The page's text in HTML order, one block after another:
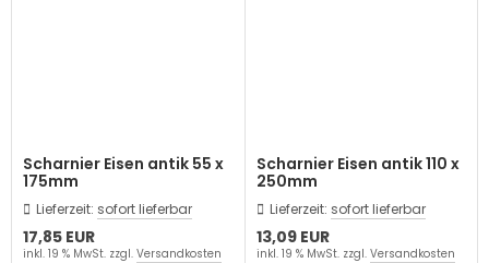
Scharnier Eisen antik 55 x
175mm
Lieferzeit: sofort lieferbar
17,85 EUR
inkl. 19 % MwSt. zzgl. Versandkosten
Scharnier Eisen antik 110 x
250mm
Lieferzeit: sofort lieferbar
13,09 EUR
inkl. 19 % MwSt. zzgl. Versandkosten